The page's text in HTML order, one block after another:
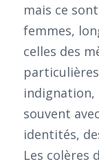
mais ce
femmes,
celles des
indignation,
souvent
identités,
Les colères